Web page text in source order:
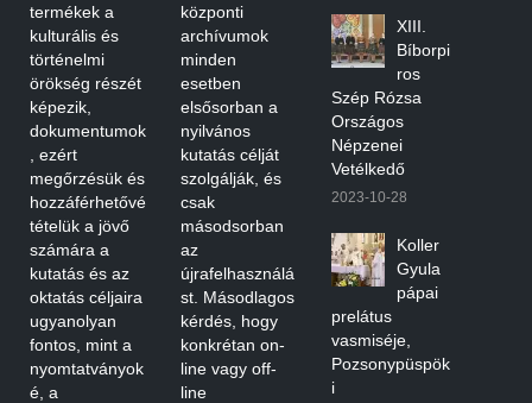
termékek a
kulturális és
történelmi
örökség részét
képezik,
dokumentumok
, ezért
megőrzésük és
hozzáférhetővé
tételük a jövő
számára a
kutatás és az
oktatás céljaira
ugyanolyan
fontos, mint a
nyomtatványok
é, a
központi
archívumok
minden
esetben
elsősorban a
nyilvános
kutatás célját
szolgálják, és
csak
másodsorban
az
újrafelhasználá
st. Másodlagos
kérdés, hogy
konkrétan on-
line vagy off-
line
XIII.
Bíborpi
ros
Szép Rózsa
Országos
Népzenei
Vetélkedő
2023-10-28
Koller
Gyula
pápai
prelátus
vasmiséje,
Pozsonypüspök
i